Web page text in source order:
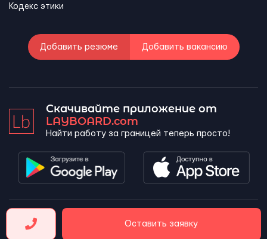
Оставить заявку
Кодекс этики
Добавить резюме Добавить вакансию
Скачивайте приложение от
LAYBOARD.com
Найти работу за границей теперь просто!
LAYBOARD, SL Copyright 2026 ©